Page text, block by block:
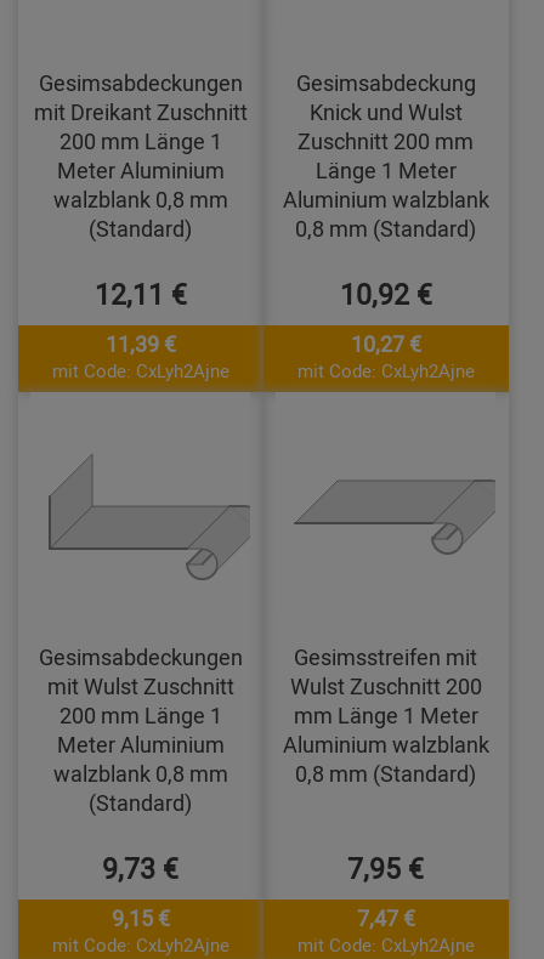
Gesimsabdeckungen
mit Dreikant Zuschnitt
200 mm Länge 1
Meter Aluminium
walzblank 0,8 mm
(Standard)
12,11 €
11,39 €
mit Code: CxLyh2Ajne
Gesimsabdeckung
Knick und Wulst
Zuschnitt 200 mm
Länge 1 Meter
Aluminium walzblank
0,8 mm (Standard)
10,92 €
10,27 €
mit Code: CxLyh2Ajne
Gesimsabdeckungen
mit Wulst Zuschnitt
200 mm Länge 1
Meter Aluminium
walzblank 0,8 mm
(Standard)
9,73 €
9,15 €
mit Code: CxLyh2Ajne
Gesimsstreifen mit
Wulst Zuschnitt 200
mm Länge 1 Meter
Aluminium walzblank
0,8 mm (Standard)
7,95 €
7,47 €
mit Code: CxLyh2Ajne